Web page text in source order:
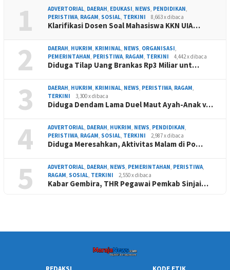
1 ADVERTORIAL, DAERAH, EDUKASI, NEWS, PENDIDIKAN,
PERISTIWA, RAGAM, SOSIAL, TERKINI 8,663 x dibaca
Klarifikasi Dosen Soal Mahasiswa KKN UIA…
2 DAERAH, HUKRIM, KRIMINAL, NEWS, ORGANISASI,
PEMERINTAHAN, PERISTIWA, RAGAM, TERKINI 4,442 x dibaca
Diduga Tilap Uang Brankas Rp3 Miliar unt…
3 DAERAH, HUKRIM, KRIMINAL, NEWS, PERISTIWA, RAGAM,
TERKINI
3,300 x dibaca
Diduga Dendam Lama Duel Maut Ayah-Anak v…
4 ADVERTORIAL, DAERAH, HUKRIM, NEWS, PENDIDIKAN,
PERISTIWA, RAGAM, SOSIAL, TERKINI 2,987 x dibaca
Diduga Meresahkan, Aktivitas Malam di Po…
5 ADVERTORIAL, DAERAH, NEWS, PEMERINTAHAN, PERISTIWA,
RAGAM, SOSIAL, TERKINI 2,550 x dibaca
Kabar Gembira, THR Pegawai Pemkab Sinjai…